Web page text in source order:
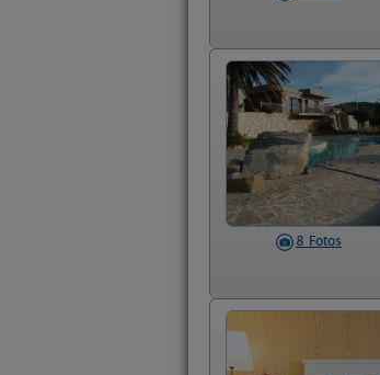
8 Fotos